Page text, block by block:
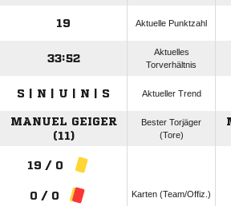
19 Aktuelle Punktzahl
33:52
Aktuelles
Torverhältnis
S | N | U | N | S Aktueller Trend
MANUEL GEIGER
(11)
Bester Torjäger
(Tore)
19 / 0
0 / 0 Karten (Team/Offiz.)